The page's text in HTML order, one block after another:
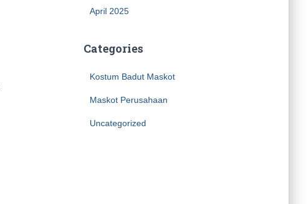
April 2025
Categories
Kostum Badut Maskot
Maskot Perusahaan
Uncategorized